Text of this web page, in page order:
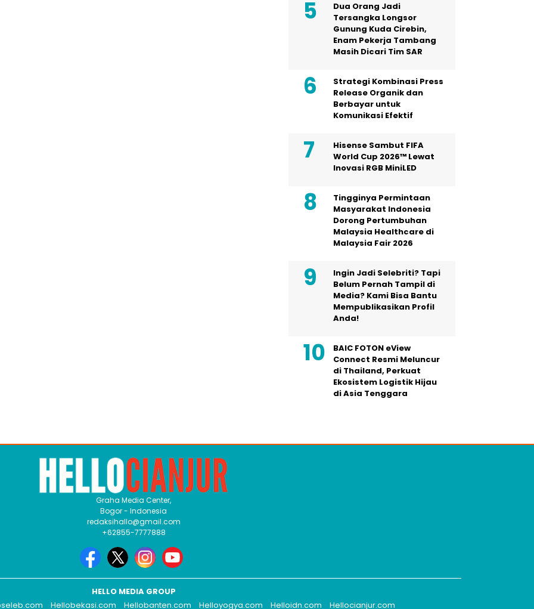
Dua Orang Jadi
Tersangka Longsor
Gunung Kuda Cirebin,
Enam Pekerja Tambang
Masih Dicari Tim SAR
Strategi Kombinasi Press
Release Organik dan
Berbayar untuk
Komunikasi Efektif
Hisense Sambut FIFA
World Cup 2026™ Lewat
Inovasi RGB MiniLED
Tingginya Permintaan
Masyarakat Indonesia
Dorong Pertumbuhan
Malaysia Healthcare di
Malaysia Fair 2026
Ingin Jadi Selebriti? Tapi
Belum Pernah Tampil di
Media? Kami Bisa Bantu
Mempublikasikan Profil
Anda!
BAIC FOTON eView
Connect Resmi Meluncur
di Thailand, Perkuat
Ekosistem Logistik Hijau
di Asia Tenggara
Graha Media Center,
Bogor - Indonesia
redaksihallo@gmail.com
+62855-7777888
HELLO MEDIA GROUP
Hellobekasi.com Hellobanten.com Helloyogya.com Helloidn.com Hellocianjur.com